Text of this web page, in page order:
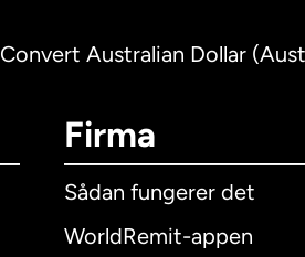
Convert Australian Dollar
Firma
Sådan fungerer det
WorldRemit-appen